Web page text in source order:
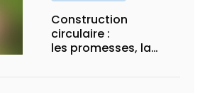
Construction
circulaire :
les promesses, la